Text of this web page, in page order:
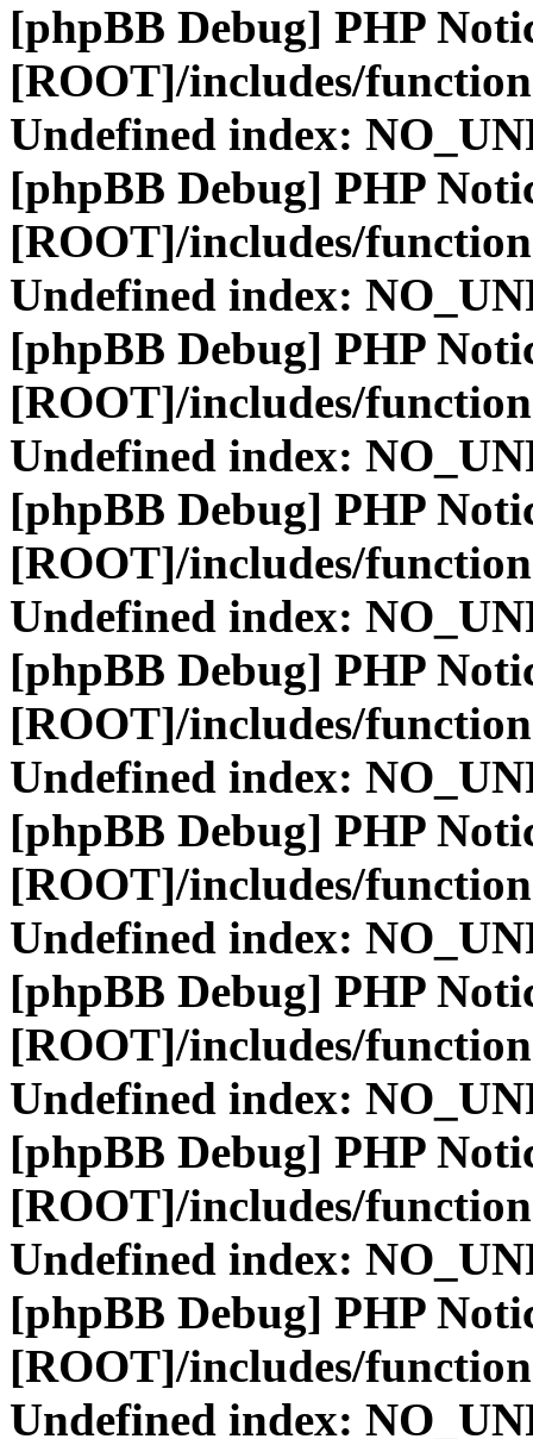
[phpBB Debug] PHP
[ROOT]/includes/
Undefined index:
[phpBB Debug] PHP
[ROOT]/includes/
Undefined index:
[phpBB Debug] PHP
[ROOT]/includes/
Undefined index:
[phpBB Debug] PHP
[ROOT]/includes/
Undefined index:
[phpBB Debug] PHP
[ROOT]/includes/
Undefined index:
[phpBB Debug] PHP
[ROOT]/includes/
Undefined index:
[phpBB Debug] PHP
[ROOT]/includes/
Undefined index:
[phpBB Debug] PHP
[ROOT]/includes/
Undefined index:
[phpBB Debug] PHP
[ROOT]/includes/
Undefined index: